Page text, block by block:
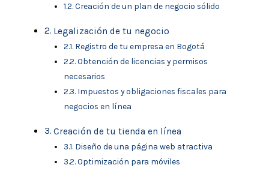
Creación de un plan de negocio sólido
Legalización de tu negocio
Registro de tu empresa en Bogotá
Obtención de licencias y permisos
necesarios
Impuestos y obligaciones fiscales para
negocios en línea
Creación de tu tienda en línea
Diseño de una página web atractiva
Optimización para móviles